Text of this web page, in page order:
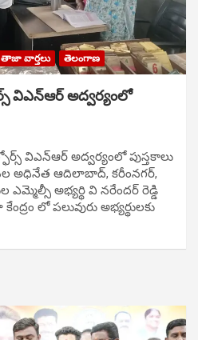
తాజా వార్తలు తెలంగాణ
విఎన్ఆర్ అద్వర్యంలో
విఎన్ఆర్ అద్వర్యంలో పుస్తకాలు
అధినేత ఆదిలాబాద్, కరీంనగర్,
అభ్యర్థి వి నరేందర్ రెడ్డి
లో పలువురు అభ్యర్థులకు